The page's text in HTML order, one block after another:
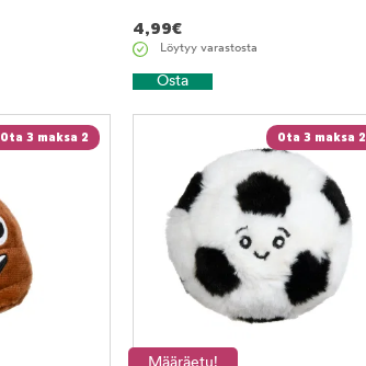
4,99€
Löytyy varastosta
Osta
Ota 3 maksa 2 Ota 3 maksa 2